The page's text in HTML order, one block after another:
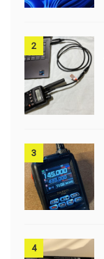
2
3
4